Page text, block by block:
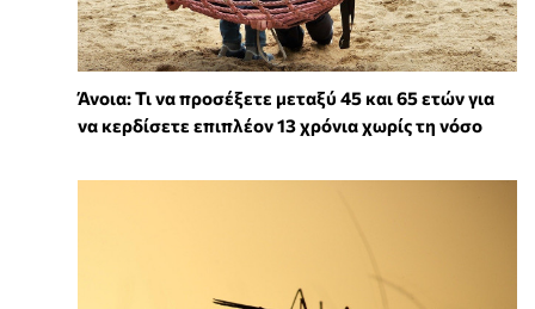
Άνοια: Τι να προσέξετε μεταξύ 45 και 65 ετών για
να κερδίσετε επιπλέον 13 χρόνια χωρίς τη νόσο